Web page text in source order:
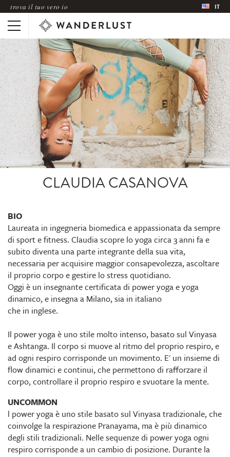
trova il tuo vero io IT
CLAUDIA CASANOVA
BIO
Laureata in ingegneria biomedica e appassionata da sempre
di sport e fitness. Claudia scopre lo yoga circa 3 anni fa e
subito diventa una parte integrante della sua vita,
necessaria per acquisire maggior consapevolezza, ascoltare
il proprio corpo e gestire lo stress quotidiano.
Oggi è un insegnante certificata di power yoga e yoga
dinamico, e insegna a Milano, sia in italiano
che in inglese.
Il power yoga è uno stile molto intenso, basato sul Vinyasa
e Ashtanga. Il corpo si muove al ritmo del proprio respiro, e
ad ogni respiro corrisponde un movimento. E' un insieme di
flow dinamici e continui, che permettono di rafforzare il
corpo, controllare il proprio respiro e svuotare la mente.
UNCOMMON
l power yoga è uno stile basato sul Vinyasa tradizionale, che
coinvolge la respirazione Pranayama, ma è più dinamico
degli stili tradizionali. Nelle sequenze di power yoga ogni
respiro corrisponde a un cambio di posizione. Durante la